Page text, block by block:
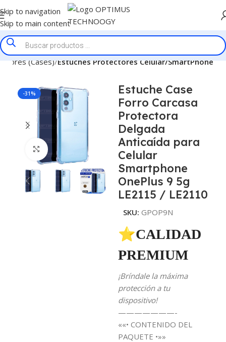
Skip to navigation
Skip to main content
(Cases) Estuches Protectores Celular/SmartPhone
-31%
Click to enlarge
Estuche Case
Forro Carcasa
Protectora
Delgada
Anticaída para
Celular
Smartphone
OnePlus 9 5g
LE2115 / LE2110
SKU: GPOP9N
⭐CALIDAD
PREMIUM
¡Bríndale la máxima
protección a tu
dispositivo!
———————-
««• CONTENIDO DEL
PAQUETE •»»